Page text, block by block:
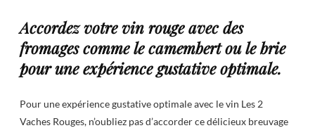
Accordez votre vin rouge avec des
fromages comme le camembert ou le brie
pour une expérience gustative optimale.
Pour une expérience gustative optimale avec le vin Les 2
Vaches Rouges, n’oubliez pas d’accorder ce délicieux breuvage